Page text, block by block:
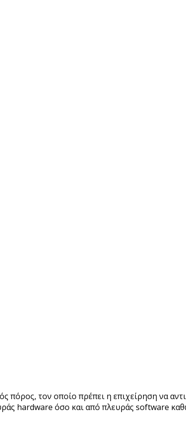
πόρος, τον οποίο πρέπει η επιχείρηση να
hardware όσο και από πλευράς software